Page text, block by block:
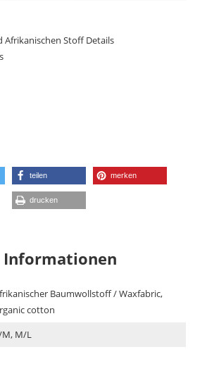
Stoff Details
teilen merken
drucken
Informationen
Baumwollstoff / Waxfabric,
cotton
M, M/L